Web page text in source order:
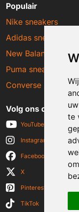
te
Populair
Nike sneakers
Adidas sneakers
New Balance
Puma sneakers
Converse sneakers
Volg ons op social
YouTube
Instagram
Facebook
X
Pinterest
TikTok